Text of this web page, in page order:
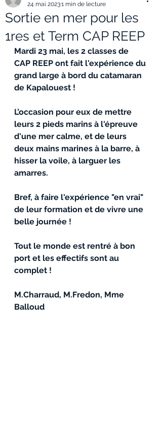
Sortie en mer pour les
1res et Term CAP REEP
24 mai 20231 min de lecture
Mardi 23 mai, les 2 classes de
CAP REEP ont fait l'expérience du
grand large à bord du catamaran
de Kapalouest !
L’occasion pour eux de mettre
leurs 2 pieds marins à l'épreuve
d'une mer calme, et de leurs
deux mains marines à la barre, à
hisser la voile, à larguer les
amarres.
Bref, à faire l'expérience "en vrai"
de leur formation et de vivre une
belle journée !
Tout le monde est rentré à bon
port et les effectifs sont au
complet !
M.Charraud, M.Fredon, Mme
Balloud